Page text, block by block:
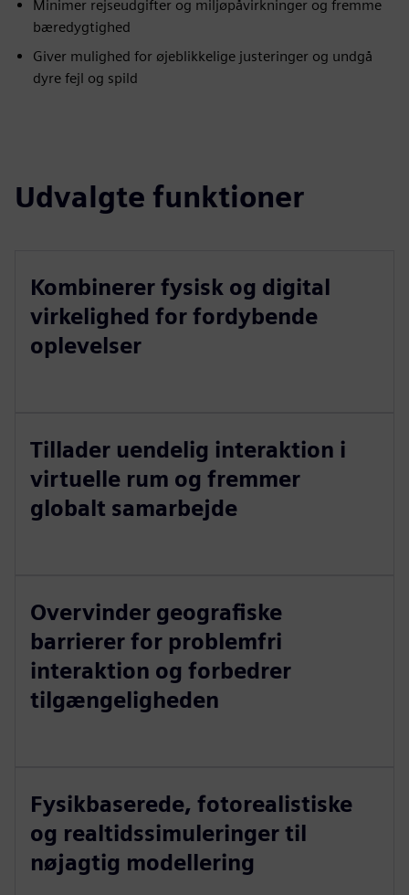
Minimer rejseudgifter og miljøpåvirkninger og fremme
bæredygtighed
Giver mulighed for øjeblikkelige justeringer og undgå
dyre fejl og spild
Udvalgte funktioner
Kombinerer fysisk og digital
virkelighed for fordybende
oplevelser
Tillader uendelig interaktion i
virtuelle rum og fremmer
globalt samarbejde
Overvinder geografiske
barrierer for problemfri
interaktion og forbedrer
tilgængeligheden
Fysikbaserede, fotorealistiske
og realtidssimuleringer til
nøjagtig modellering